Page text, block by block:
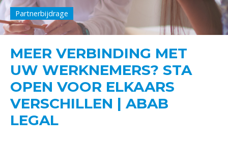
Partnerbijdrage
MEER VERBINDING MET
UW WERKNEMERS? STA
OPEN VOOR ELKAARS
VERSCHILLEN | ABAB
LEGAL